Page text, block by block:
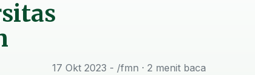
17 Okt 2023 - /fmn · 2 menit baca